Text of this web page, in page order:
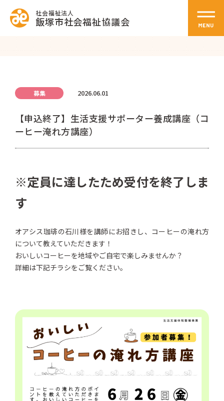
社会福祉法人
飯塚市社会福祉協議会
募集 2026.06.01
【申込終了】生活支援サポーター養成講座（コ
ーヒー淹れ方講座）
※定員に達したため受付を終了しま
す
オアシス珈琲の石川様を講師にお招きし、コーヒーの淹れ方
について教えていただきます！
おいしいコーヒーを地域やご自宅で楽しみませんか？
詳細は下記チラシをご覧ください。